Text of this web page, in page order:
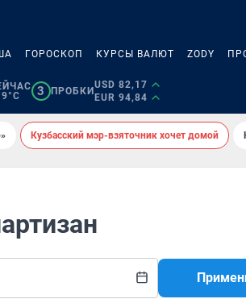
ГОРОСКОП КУРСЫ ВАЛЮТ ZODY
3 ПРОБКИ
USD 82,17
EUR 94,84
Кузбасский мэр-взяточник хочет домой